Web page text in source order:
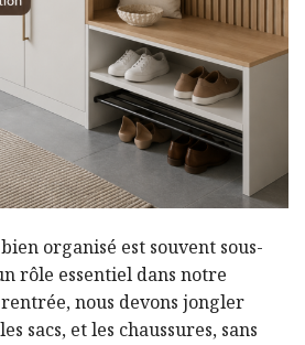
organisé est souvent sous-
rôle essentiel dans notre
nous devons jongler
sacs, et les chaussures, sans